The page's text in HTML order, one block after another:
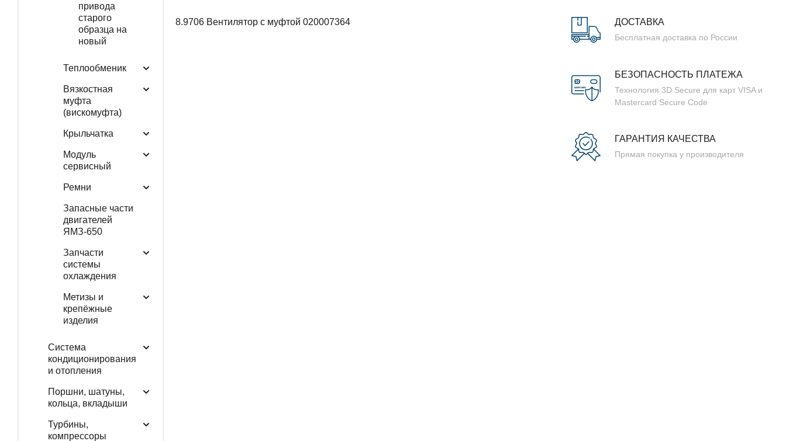
привода
старого
образца на
новый
Теплообменик
Вязкостная
муфта
(вискомуфта)
Крыльчатка
Модуль
сервисный
Ремни
Запасные части
двигателей
ЯМЗ-650
Запчасти
системы
охлаждения
Метизы и
крепёжные
изделия
Система
кондиционирования
и отопления
Поршни, шатуны,
кольца, вкладыши
Турбины,
компрессоры
8.9706 Вентилятор с муфтой 020007364 ДОСТАВКА
Бесплатная доставка по России
БЕЗОПАСНОСТЬ ПЛАТЕЖА
Технология 3D Secure для карт VISA и
Mastercard Secure Code
ГАРАНТИЯ КАЧЕСТВА
Прямая покупка у производителя